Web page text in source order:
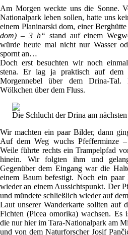
Am Morgen weckte uns die Sonne.
Nationalpark leben sollen, hatte uns
einem Planinarski dom, einer Berghütte
dom) – 3 h“ stand auf einem
würde heute mal nicht nur Wasser
spornt an…
Doch erst besuchten wir noch
stena. Er lag ja praktisch auf
Morgennebel über dem Drina-
Wölkchen über dem Fluss.
Die Schlucht der Drina am
Wir machten ein paar Bilder, dann
Auf dem Weg wuchs Pfefferminze
Weile führte rechts ein Trampelpfad
hinein. Wir folgten ihm und
Gegenüber dem Eingang war die
einem Baum befestigt. Noch ein
wieder an einem Aussichtspunkt. Der
und mündete schließlich wieder auf
Laut unserer Wanderkarte sollten auf
Fichten (Picea omorika) wachsen. Es
die nur hier im Tara-Nationalpark am
und von dem Naturforscher Josif